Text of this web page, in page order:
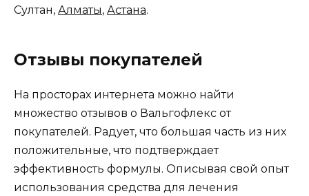
Султан, Алматы, Астана.
Отзывы покупателей
На просторах интернета можно найти
множество отзывов о Вальгофлекс от
покупателей. Радует, что большая часть из них
положительные, что подтверждает
эффективность формулы. Описывая свой опыт
использования средства для лечения